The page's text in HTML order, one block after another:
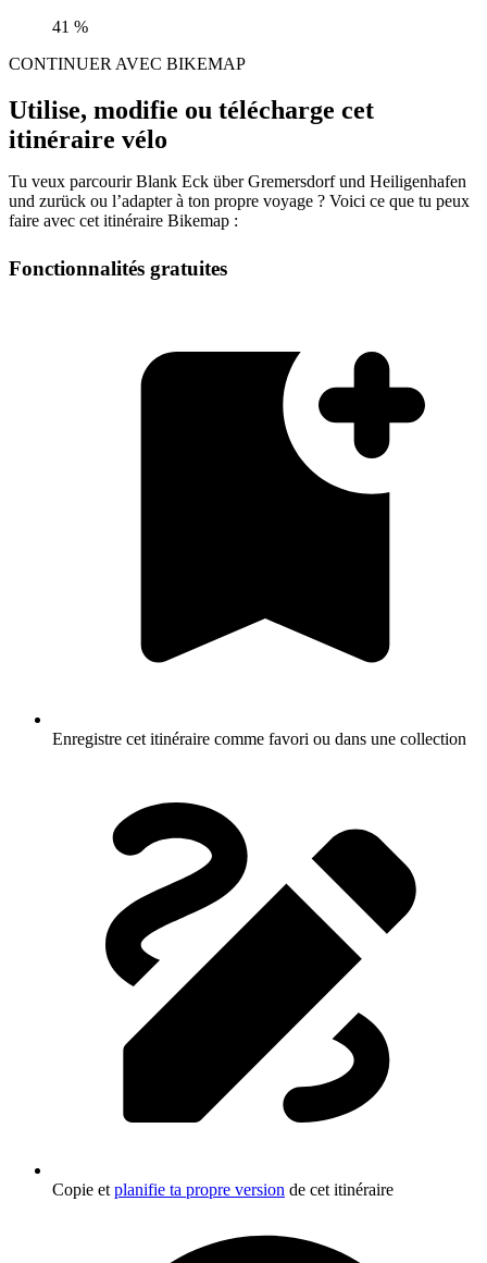
41 %
CONTINUER AVEC BIKEMAP
Utilise, modifie ou télécharge cet
itinéraire vélo
Tu veux parcourir Blank Eck über Gremersdorf und Heiligenhafen
und zurück ou l’adapter à ton propre voyage ? Voici ce que tu peux
faire avec cet itinéraire Bikemap :
Fonctionnalités gratuites
Enregistre cet itinéraire comme favori ou dans une collection
Copie et planifie ta propre version de cet itinéraire